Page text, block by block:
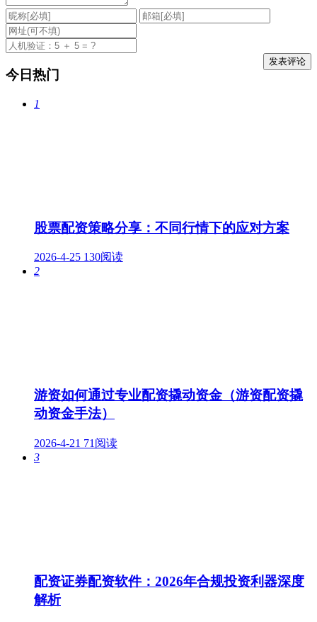
今日热门
1
股票配资策略分享：不同行情下的应对方案
2026-4-25 130阅读
2
游资如何通过专业配资撬动资金（游资配资撬
动资金手法）
2026-4-21 71阅读
3
配资证券配资软件：2026年合规投资利器深度
解析